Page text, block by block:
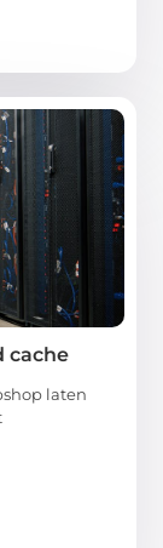
cache
laten